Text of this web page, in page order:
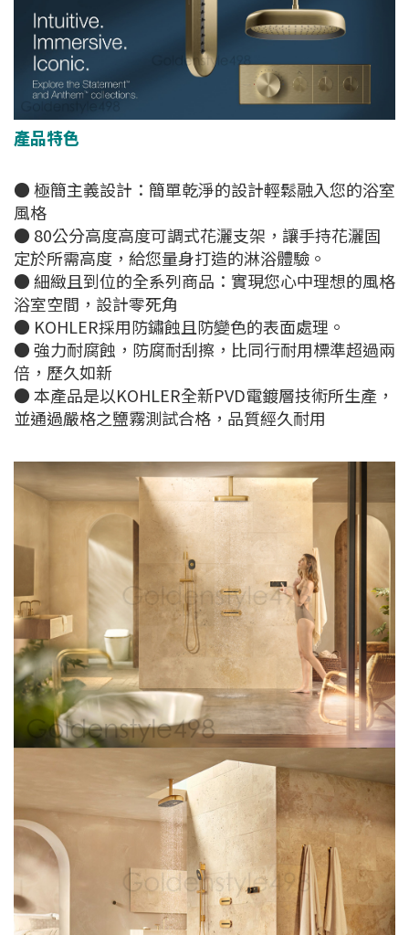
產品特色
● 極簡主義設計：簡單乾淨的設計輕鬆融入您的浴室
風格
● 80公分高度高度可調式花灑支架，讓手持花灑固
定於所需高度，給您量身打造的淋浴體驗。
● 細緻且到位的全系列商品：實現您心中理想的風格
浴室空間，設計零死角
● KOHLER採用防鏽蝕且防變色的表面處理。
● 強力耐腐蝕，防腐耐刮擦，比同行耐用標準超過兩
倍，歷久如新
● 本產品是以KOHLER全新PVD電鍍層技術所生產，
並通過嚴格之鹽霧測試合格，品質經久耐用